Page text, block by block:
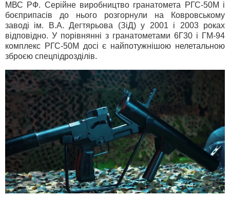
МВС РФ. Серійне виробництво гранатомета РГС-50М і
боєприпасів до нього розгорнули на Ковровському
заводі ім. В.А. Дегтярьова (ЗіД) у 2001 і 2003 роках
відповідно. У порівнянні з гранатометами 6Г30 і ГМ-94
комплекс РГС-50М досі є найпотужнішою нелетальною
зброєю спецпідрозділів.